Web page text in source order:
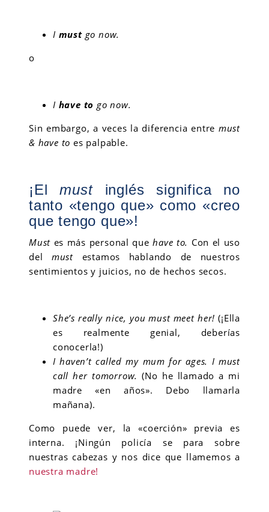
I mustgo now.
o
I have to go now.
Sin embargo, a veces la diferencia entre must
& have to es palpable.
¡Elmustinglés significa no
tanto «tengo que» como «creo
que tengo que»!
Must es más personal quehave to. Con el uso
del must estamos hablando de nuestros
sentimientos y juicios, no de hechos secos.
She’s really nice, you must meet her! (¡Ella
es realmente genial, deberías
conocerla!)
I haven’t called my mum for ages. I must
call her tomorrow. (No he llamado a mi
madre «en años». Debo llamarla
mañana).
Como puede ver, la «coerción» previa es
interna. ¡Ningún policía se para sobre
nuestras cabezas y nos dice que llamemos a
nuestra madre!